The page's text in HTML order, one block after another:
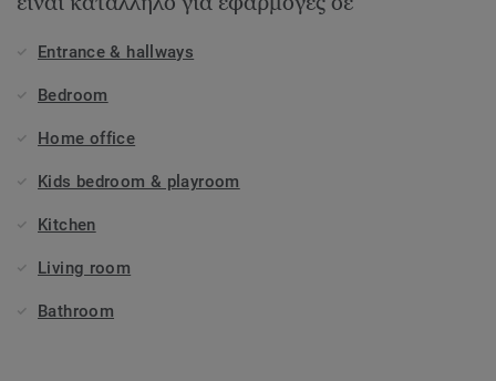
Entrance & hallways
Bedroom
Home office
Kids bedroom & playroom
Kitchen
Living room
Bathroom